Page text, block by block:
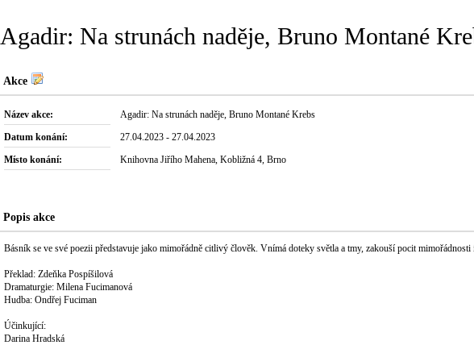
Agadir: Na strunách naděje, Bruno Montané
Akce
Název akce: Agadir: Na strunách naděje, Bruno Montané Krebs
Datum konání: 27.04.2023 - 27.04.2023
Místo konání: Knihovna Jiřího Mahena, Kobližná 4, Brno
Popis akce
Básník se ve své poezii představuje jako mimořádně citlivý člověk. Vnímá doteky světla a tmy, zakouší pocit
Překlad: Zdeňka Pospíšilová
Dramaturgie: Milena Fucimanová
Hudba: Ondřej Fuciman
Účinkující:
Darina Hradská